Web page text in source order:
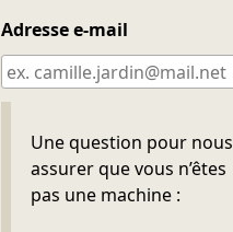
Adresse e-mail
Une question pour nous
assurer que vous n’êtes
pas une machine :
Ne pas remplir